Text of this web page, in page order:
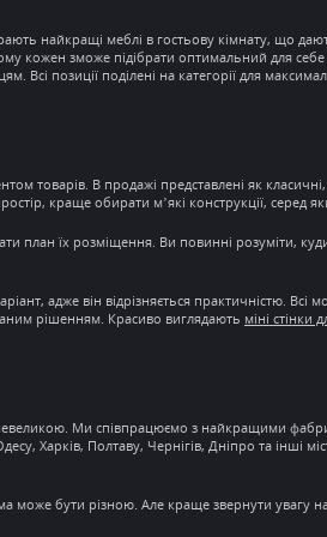
найкращі меблі в гостьову кімнату, що
кожен зможе підібрати оптимальний для себе
позиції поділені на категорії для
товарів. В продажі представлені як
, краще обирати м’які конструкції, серед
план їх розміщення. Ви повинні розуміти,
адже він відрізняється практичністю. Всі
рішенням. Красиво виглядають міні стінки
Ми співпрацюємо з найкращими
Харків, Полтаву, Чернігів, Дніпро та інші
може бути різною. Але краще звернути увагу